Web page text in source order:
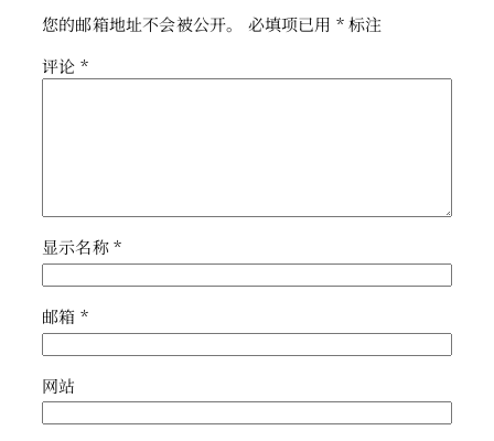
您的邮箱地址不会被公开。 必填项已用 *标注
评论 *
显示名称*
邮箱 *
网站